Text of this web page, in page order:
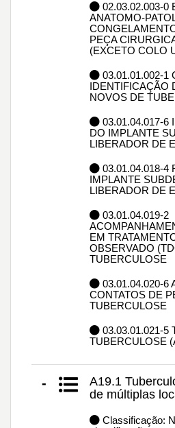
02.03.02.003-0
ANATOMO-
PEÇA
(EXCETO COLO
03.01.01.002-1
IDENTIFICAÇÃO
NOVOS DE
03.01.04.017-6
DO IMPLANTE
LIBERADOR DE
03.01.04.018-4
IMPLANTE
LIBERADOR DE
03.01.04.019-2
EM
OBSERVADO
TUBERCULOSE
03.01.04.020-6
CONTATOS DE
TUBERCULOSE
03.03.01.021-5
TUBERCULOSE
-
A19.1
de múltiplas
Classificação: